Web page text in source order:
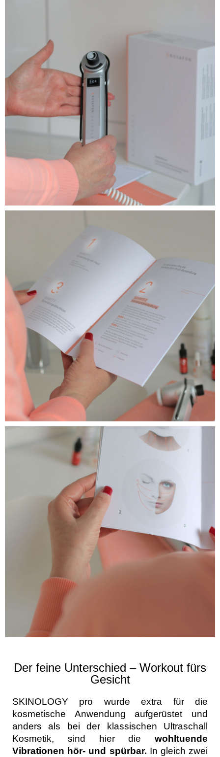
Der feine Unterschied – Workout fürs
Gesicht
SKINOLOGY pro wurde extra für die
kosmetische Anwendung aufgerüstet und
anders als bei der klassischen Ultraschall
Kosmetik, sind hier die wohltuende
Vibrationen hör- und spürbar. In gleich zwei